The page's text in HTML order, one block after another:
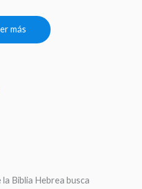
más
Biblia Hebrea busca